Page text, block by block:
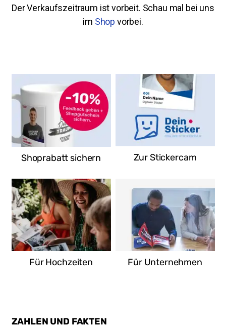
Der Verkaufszeitraum ist vorbeit. Schau mal bei uns
im Shop vorbei.
EDEKA Beha
Kolbinger Str. 16
78570 Mühlheim an der
Donau
Deutschland
Shoprabatt sichern Zur Stickercam
Für Hochzeiten Für Unternehmen
ZAHLEN UND FAKTEN